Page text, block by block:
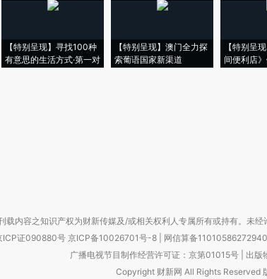
【特别呈现】寻找100种
有意思的生活方式·第一对
【特别呈现】澳门全力探
索葡语国家新渠道
【特别呈
间便利店
载内容之知识产权为财新传媒及/或相关权利人专属所有或持有。未
ICP证090880号 京ICP备10026701号-8 网信算备
广播电视节目制作经营许可证：京第01015号| 出版
Copyright 财新网 All Rights Reserved